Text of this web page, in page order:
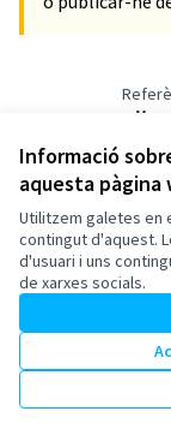
Informació
aquesta pàgina
Utilitzem galetes en
contingut d'aquest.
d'usuari i uns
de xarxes socials.
Termes i condicions
Configuració de les
Esplugues de
(Enllaç extern)
Esplugues de
(Enllaç extern)
(Enllaç
Triar la llenguaElegir
Web creada amb